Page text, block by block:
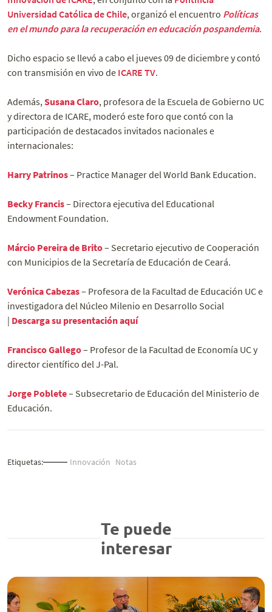
Universidad Católica de Chile, organizó el encuentro Políticas
en el mundo para la recuperación en educación pospandemia.
Dicho espacio se llevó a cabo el jueves 09 de diciembre y contó
con transmisión en vivo de ICARE TV.
Además,Susana Claro, profesora de la Escuela de Gobierno UC
y directora de ICARE, moderó este foro que contó con la
participación de destacados invitados nacionales e
internacionales:
Harry Patrinos– Practice Manager del World Bank Education.
Becky Francis– Directora ejecutiva del Educational
Endowment Foundation.
Márcio Pereira de Brito– Secretario ejecutivo de Cooperación
con Municipios de la Secretaría de Educación de Ceará.
Verónica Cabezas– Profesora de la Facultad de Educación UC e
investigadora del Núcleo Milenio en Desarrollo Social
| Descarga su presentación aquí
Francisco Gallego– Profesor de la Facultad de Economía UC y
director científico del J-Pal.
Jorge Poblete– Subsecretario de Educación del Ministerio de
Educación.
Etiquetas: Innovación Notas
Te puede
interesar